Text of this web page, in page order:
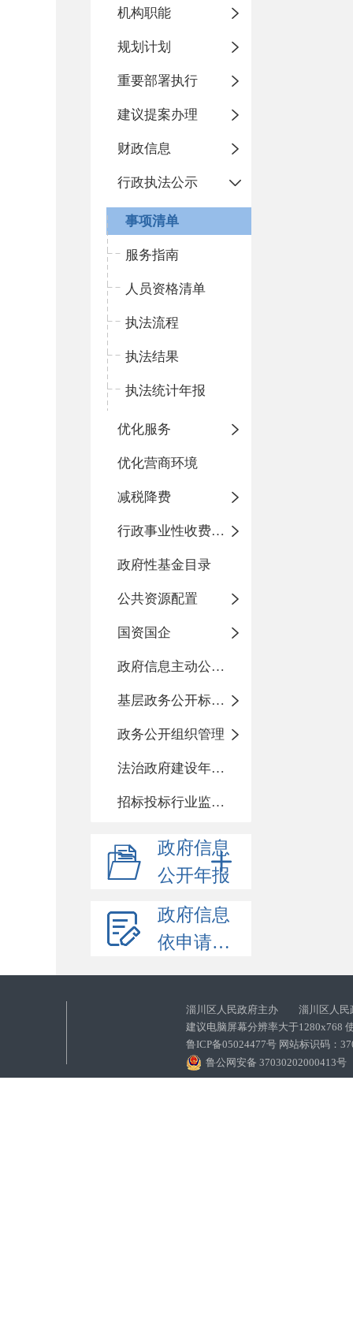
机构职能
规划计划
重要部署执行
建议提案办理
财政信息
行政执法公示
事项清单
服务指南
人员资格清单
执法流程
执法结果
执法统计年报
优化服务
优化营商环境
减税降费
行政事业性收费目录
政府性基金目录
公共资源配置
国资国企
政府信息主动公开基本目录
基层政务公开标准化目录
政务公开组织管理
法治政府建设年度报告
招标投标行业监督责任清单
政府信息
公开年报
政府信息
依申请公开
淄川区人民政府主办 淄川区人民
建议电脑屏幕分辨率大于1280x768
鲁ICP备05024477号 网站标识码：
鲁公网安备 37030202000413号